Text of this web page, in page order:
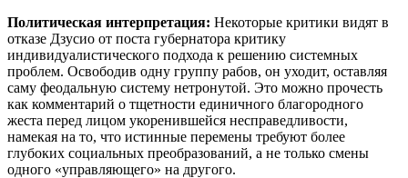
Политическая интерпретация: Некоторые критики видят в
отказе Дзусио от поста губернатора критику
индивидуалистического подхода к решению системных
проблем. Освободив одну группу рабов, он уходит, оставляя
саму феодальную систему нетронутой. Это можно прочесть
как комментарий о тщетности единичного благородного
жеста перед лицом укоренившейся несправедливости,
намекая на то, что истинные перемены требуют более
глубоких социальных преобразований, а не только смены
одного «управляющего» на другого.